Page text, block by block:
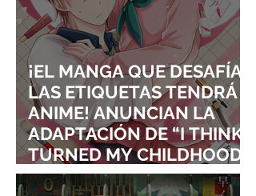
¡EL MANGA QUE DESAFÍA
LAS ETIQUETAS TENDRÁ
ANIME! ANUNCIAN LA
ADAPTACIÓN DE “I THINK I
TURNED MY CHILDHOOD
FRIEND INTO A GIRL”